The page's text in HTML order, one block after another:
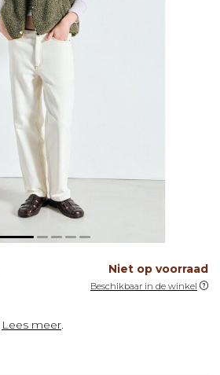
Niet op voorraad
Beschikbaar in de winkel
Lees meer.